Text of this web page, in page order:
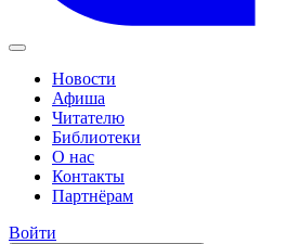
Новости
Афиша
Читателю
Библиотеки
О нас
Контакты
Партнёрам
Войти